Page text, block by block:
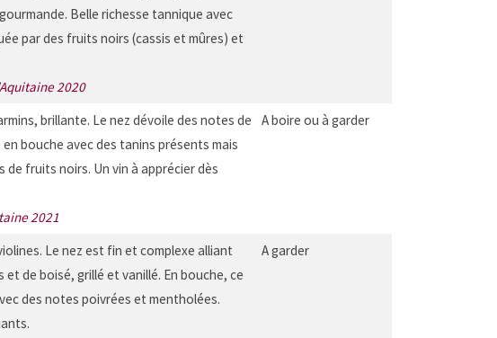
Belle richesse tannique avec
par des fruits noirs (cassis et mûres) et
2020
brillante. Le nez dévoile des notes de
bouche avec des tanins présents mais
fruits noirs. Un vin à apprécier dès
2021
A boire ou à garder
Le nez est fin et complexe alliant
de boisé, grillé et vanillé. En bouche, ce
des notes poivrées et mentholées.
A garder